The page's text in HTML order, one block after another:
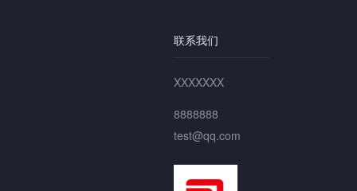
联系我们
XXXXXXX
8888888
test@qq.com